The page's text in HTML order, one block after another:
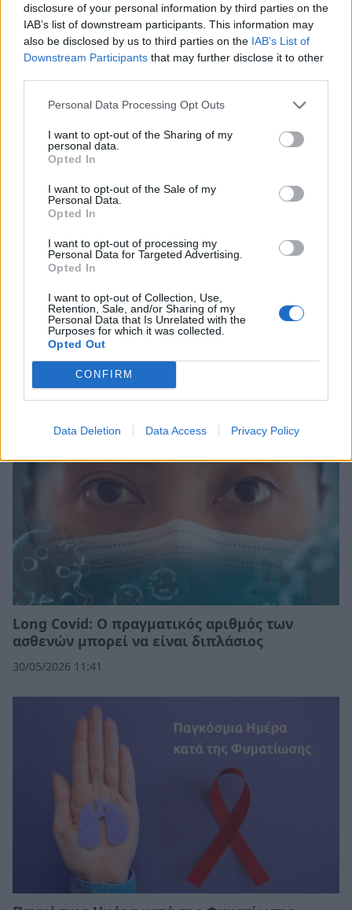
disclosure of your personal information by third parties on the
IAB’s list of downstream participants. This information may
also be disclosed by us to third parties on the IAB’s List of
Downstream Participants that may further disclose it to other
Personal Data Processing Opt Outs
I want to opt-out of the Sharing of my
personal data.
Opted In
I want to opt-out of the Sale of my
Personal Data.
Opted In
I want to opt-out of processing my
Personal Data for Targeted Advertising.
Opted In
I want to opt-out of Collection, Use,
Retention, Sale, and/or Sharing of my
Personal Data that Is Unrelated with the
Purposes for which it was collected.
Opted Out
CONFIRM
Data Deletion Data Access Privacy Policy
Σχετικά Άρθρα
ΗΠΑ: Πάνω από 100 φορές ο Φάουτσι
επικαλέστηκε το δικαίωμα της σιωπής για
την Covid-19
30/07/2026 13:41
Long Covid: Ο πραγματικός αριθμός των
ασθενών μπορεί να είναι διπλάσιος
30/05/2026 11:41